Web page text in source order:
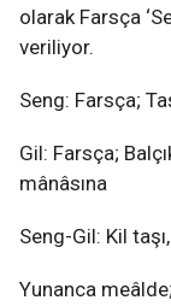
olarak Farsça
veriliyor.
Seng: Farsça;
Gil: Farsça;
mânâsına
Seng-Gil: Kil
Yunanca